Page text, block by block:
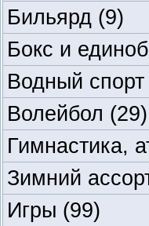
Бильярд (9)
Бокс и
Водный спорт
Волейбол (29)
Гимнастика,
Зимний
Игры (99)